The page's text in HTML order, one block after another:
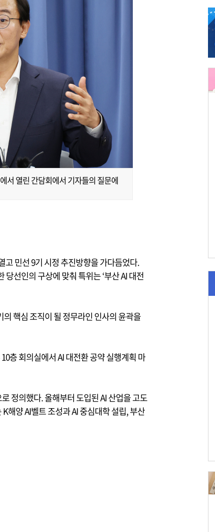
서 열린 간담회에서 기자들의 질문에
고 민선 9기 시정 추진방향을 가다듬었다.
선인의 구상에 맞춰 특위는 ‘부산 AI 대전
핵심 조직이 될 정무라인 인사의 윤곽을
층 회의실에서 AI 대전환 공약 실행계획 마
정의했다. 올해부터 도입된 AI 산업을 고도
해양 AI벨트 조성과 AI 중심대학 설립, 부산